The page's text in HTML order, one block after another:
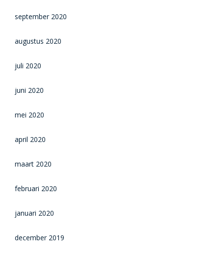
september 2020
augustus 2020
juli 2020
juni 2020
mei 2020
april 2020
maart 2020
februari 2020
januari 2020
december 2019